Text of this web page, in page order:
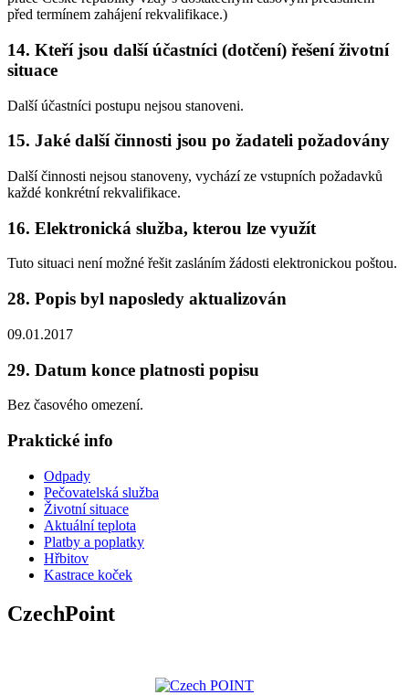
před termínem zahájení rekvalifikace.)
14. Kteří jsou další účastníci (dotčení) řešení životní
situace
Další účastníci postupu nejsou stanoveni.
15. Jaké další činnosti jsou po žadateli požadovány
Další činnosti nejsou stanoveny, vychází ze vstupních požadavků
každé konkrétní rekvalifikace.
16. Elektronická služba, kterou lze využít
Tuto situaci není možné řešit zasláním žádosti elektronickou poštou.
28. Popis byl naposledy aktualizován
09.01.2017
29. Datum konce platnosti popisu
Bez časového omezení.
Praktické info
Odpady
Pečovatelská služba
Životní situace
Aktuální teplota
Platby a poplatky
Hřbitov
Kastrace koček
CzechPoint